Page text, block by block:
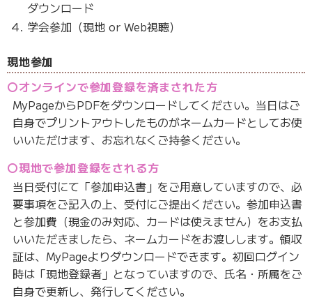
ダウンロード
学会参加（現地 or Web視聴）
現地参加
〇オンラインで参加登録を済まされた方
MyPageからPDFをダウンロードしてください。当日はご
自身でプリントアウトしたものがネームカードとしてお使
いいただけます、お忘れなくご持参ください。
〇現地で参加登録をされる方
当日受付にて「参加申込書」をご用意していますので、必
要事項をご記入の上、受付にご提出ください。参加申込書
と参加費（現金のみ対応、カードは使えません）をお支払
いいただきましたら、ネームカードをお渡しします。領収
証は、MyPageよりダウンロードできます。初回ログイン
時は「現地登録者」となっていますので、氏名・所属をご
自身で更新し、発行してください。